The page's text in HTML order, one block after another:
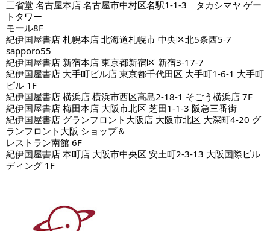
三省堂 名古屋本店 名古屋市中村区名駅1-1-3 タカシマヤ ゲー
トタワー
モール8F
紀伊国屋書店 札幌本店 北海道札幌市 中央区北5条西5-7
sapporo55
紀伊国屋書店 新宿本店 東京都新宿区 新宿3-17-7
紀伊国屋書店 大手町ビル店 東京都千代田区 大手町1-6-1 大手町
ビル 1F
紀伊国屋書店 横浜店 横浜市西区高島2-18-1 そごう横浜店 7F
紀伊国屋書店 梅田本店 大阪市北区 芝田1-1-3 阪急三番街
紀伊国屋書店 グランフロント大阪店 大阪市北区 大深町4-20 グ
ランフロント大阪 ショップ＆
レストラン南館 6F
紀伊国屋書店 本町店 大阪市中央区 安土町2-3-13 大阪国際ビル
ディング 1F